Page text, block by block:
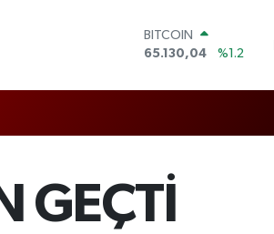
BITCOIN
65.130,04
%1.2
STERLİN
GRAM ALTIN
6648.99
GEÇTİ